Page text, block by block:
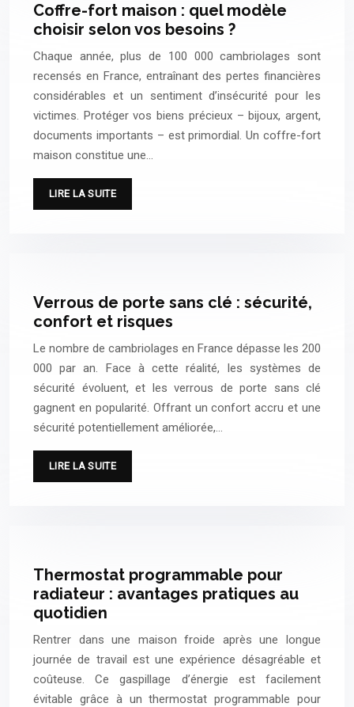
Coffre-fort maison : quel modèle
choisir selon vos besoins ?
Chaque année, plus de 100 000 cambriolages sont
recensés en France, entraînant des pertes financières
considérables et un sentiment d’insécurité pour les
victimes. Protéger vos biens précieux – bijoux, argent,
documents importants – est primordial. Un coffre-fort
maison constitue une…
LIRE LA SUITE
Verrous de porte sans clé : sécurité,
confort et risques
Le nombre de cambriolages en France dépasse les 200
000 par an. Face à cette réalité, les systèmes de
sécurité évoluent, et les verrous de porte sans clé
gagnent en popularité. Offrant un confort accru et une
sécurité potentiellement améliorée,…
LIRE LA SUITE
Thermostat programmable pour
radiateur : avantages pratiques au
quotidien
Rentrer dans une maison froide après une longue
journée de travail est une expérience désagréable et
coûteuse. Ce gaspillage d’énergie est facilement
évitable grâce à un thermostat programmable pour